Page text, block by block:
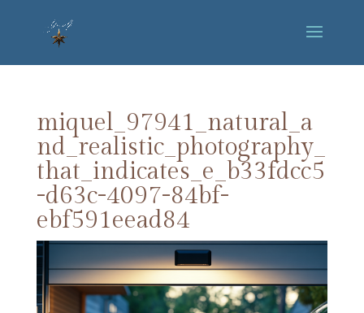
miquel_97941_natural_a
nd_realistic_photography_
that_indicates_e_b33fdcc5
-d63c-4097-84bf-
ebf591eead84